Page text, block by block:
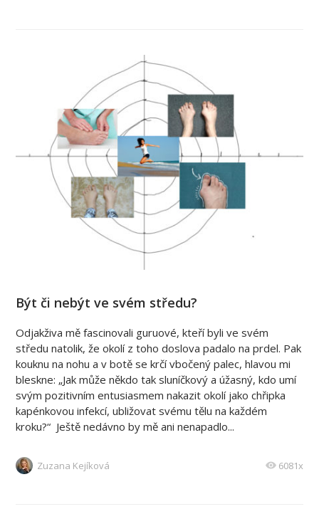
Být či nebýt ve svém středu?
Odjakživa mě fascinovali guruové, kteří byli ve svém
středu natolik, že okolí z toho doslova padalo na prdel. Pak
kouknu na nohu a v botě se krčí vbočený palec, hlavou mi
bleskne: „Jak může někdo tak sluníčkový a úžasný, kdo umí
svým pozitivním entusiasmem nakazit okolí jako chřipka
kapénkovou infekcí, ubližovat svému tělu na každém
kroku?“ Ještě nedávno by mě ani nenapadlo...
Zuzana Kejíková 6081x